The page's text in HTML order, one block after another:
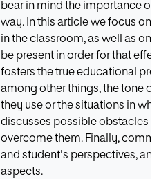
bear in mind the importance
way. In this article we focus
in the classroom, as well as on
be present in order for that
fosters the true educational
among other things, the tone
they use or the situations in
discusses possible obstacles
overcome them. Finally,
and student's perspectives,
aspects.